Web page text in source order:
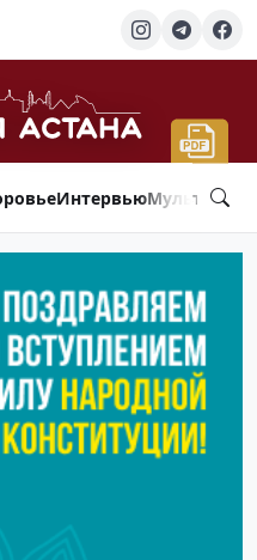
Интервью